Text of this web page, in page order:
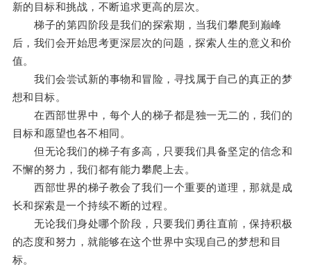
新的目标和挑战，不断追求更高的层次。
梯子的第四阶段是我们的探索期，当我们攀爬到巅峰
后，我们会开始思考更深层次的问题，探索人生的意义和价
值。
我们会尝试新的事物和冒险，寻找属于自己的真正的梦
想和目标。
在西部世界中，每个人的梯子都是独一无二的，我们的
目标和愿望也各不相同。
但无论我们的梯子有多高，只要我们具备坚定的信念和
不懈的努力，我们都有能力攀爬上去。
西部世界的梯子教会了我们一个重要的道理，那就是成
长和探索是一个持续不断的过程。
无论我们身处哪个阶段，只要我们勇往直前，保持积极
的态度和努力，就能够在这个世界中实现自己的梦想和目
标。